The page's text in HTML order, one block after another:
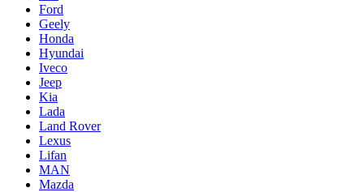
Ford
Geely
Honda
Hyundai
Iveco
Jeep
Kia
Lada
Land Rover
Lexus
Lifan
MAN
Mazda